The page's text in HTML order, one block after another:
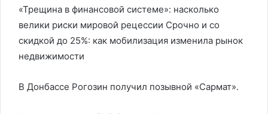
«Трещина в финансовой системе»: насколько
велики риски мировой рецессии Срочно и со
скидкой до 25%: как мобилизация изменила рынок
недвижимости
В Донбассе Рогозин получил позывной «Сармат».